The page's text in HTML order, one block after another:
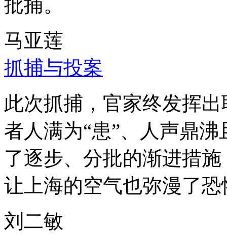
批捕。
马亚莲
抓捕与投案
此次抓捕，官家终发挥
者人满为“患”、人声鼎
了逐步、分批的渐进措
让上海的空气也弥漫了
刘二敏